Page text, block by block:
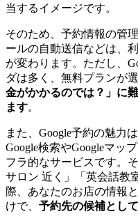
当するイメージです。
そのため、予約情報の管
ールの自動送信などは、
が変わります。ただし、
ダは多く、無料プランが
金がかかるのでは？」に
ます。
また、Google予約の魅力は
Google検索やGoogleマッ
フラ的なサービスです。
サロン 近く」「英会話教
際、あなたのお店の情報
けで、 予約先の候補とし